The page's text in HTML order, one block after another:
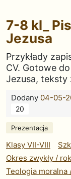
7-8 kl_
Jezusa
Przykłady
CV. Gotowe
Jezusa, teksty
Dodany 04-05-
20
Prezentacja
Klasy VII-VIII
Okres zwykły /
Teologia moralna